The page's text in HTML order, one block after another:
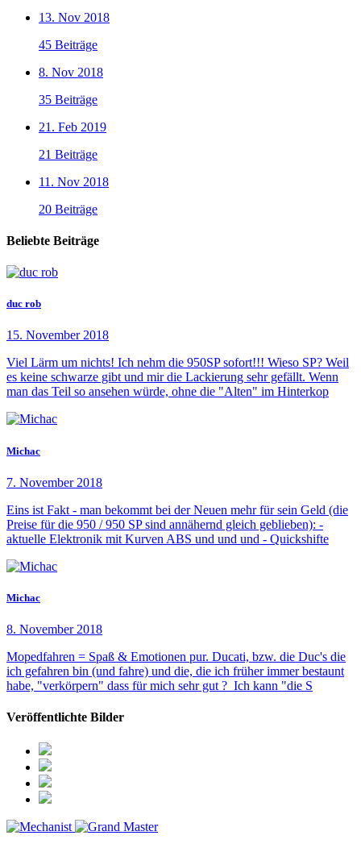
13. Nov 2018
45 Beiträge
8. Nov 2018
35 Beiträge
21. Feb 2019
21 Beiträge
11. Nov 2018
20 Beiträge
Beliebte Beiträge
duc rob
15. November 2018
Viel Lärm um nichts! Ich nehm die 950SP sofort!!! Wieso SP? Weil
es keine schwarze gibt und mir die Lackierung sehr gefällt. Wenn
man das Teil so ansehen würde, ohne die "Alten" im Hinterkop
Michac
7. November 2018
Eins ist Fakt - man bekommt bei der Neuen mehr für sein Geld (die
Preise für die 950 / 950 SP sind annähernd gleich geblieben): -
aktuelle Elektronik mit Kurven ABS und und und - Quickshifte
Michac
8. November 2018
Mopedfahren = Spaß & Emotionen pur. Ducati, bzw. die Duc's die
ich gefahren bin (und fahre) und die, die ich früher immer bestaunt
habe, "verkörpern" dass für mich sehr gut ? Ich kann "die S
Veröffentlichte Bilder